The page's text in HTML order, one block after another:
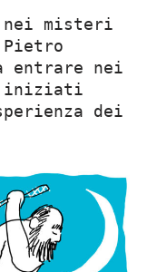
nei misteri
Pietro
entrare nei
iniziati
dei